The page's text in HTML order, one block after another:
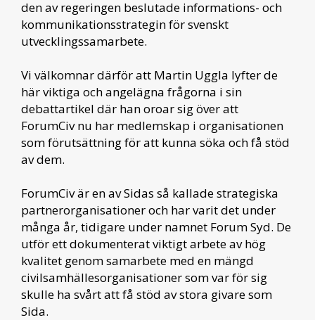
den av regeringen beslutade informations- och
kommunikationsstrategin för svenskt
utvecklingssamarbete.
Vi välkomnar därför att Martin Uggla lyfter de
här viktiga och angelägna frågorna i sin
debattartikel där han oroar sig över att
ForumCiv nu har medlemskap i organisationen
som förutsättning för att kunna söka och få stöd
av dem.
ForumCiv är en av Sidas så kallade strategiska
partnerorganisationer och har varit det under
många år, tidigare under namnet Forum Syd. De
utför ett dokumenterat viktigt arbete av hög
kvalitet genom samarbete med en mängd
civilsamhällesorganisationer som var för sig
skulle ha svårt att få stöd av stora givare som
Sida.